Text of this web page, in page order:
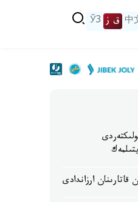
中 ق ز ЎЗ
ارزاندادى